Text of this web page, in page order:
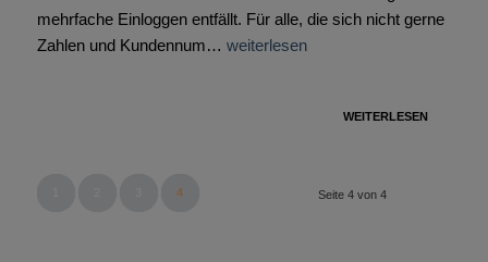
mehrfache Einloggen entfällt. Für alle, die sich nicht gerne
Zahlen und Kundennum… weiterlesen
WEITERLESEN
Seite 4 von 4
4